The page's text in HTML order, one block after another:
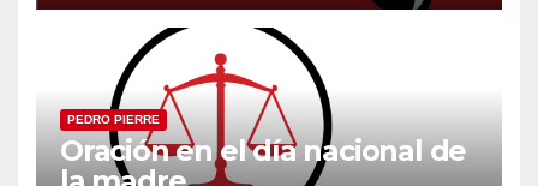
PEDRO PIERRE
Oración en el día nacional de